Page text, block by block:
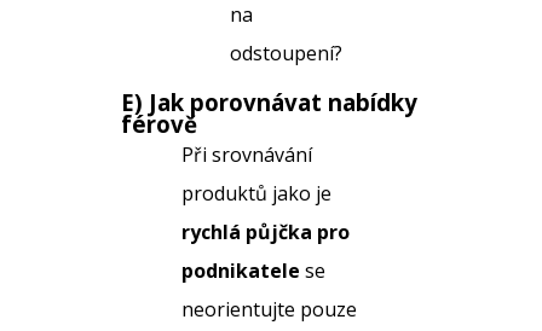
na
odstoupení?
E) Jak porovnávat nabídky
férově
Při srovnávání
produktů jako je
rychlá půjčka pro
podnikatele se
neorientujte pouze